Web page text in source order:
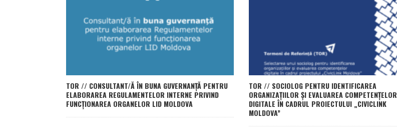
TOR // CONSULTANT/Ă ÎN BUNA GUVERNANȚĂ PENTRU
ELABORAREA REGULAMENTELOR INTERNE PRIVIND
FUNCȚIONAREA ORGANELOR LID MOLDOVA
TOR // SOCIOLOG PENTRU IDENTIFICAREA
ORGANIZAȚIILOR ȘI EVALUAREA COMPETENȚELOR
DIGITALE ÎN CADRUL PROIECTULUI „CIVICLINK
MOLDOVA”